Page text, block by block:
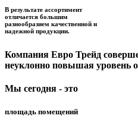
В результате ассортимент
отличается большим
разнообразием качественной и
надежной продукции.
Компания Евро Трейд
неуклонно повышая уровень
Мы сегодня - это
площадь помещений